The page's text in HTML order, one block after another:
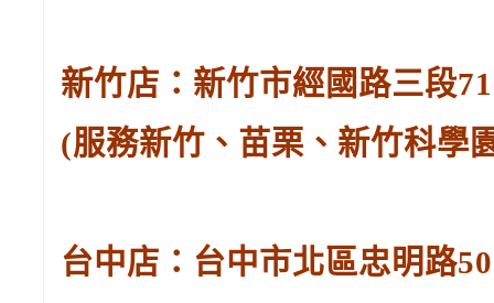
新竹店：新竹市經國路三段
(服務新竹、苗栗、新竹科學
台中店：台中市北區忠明路